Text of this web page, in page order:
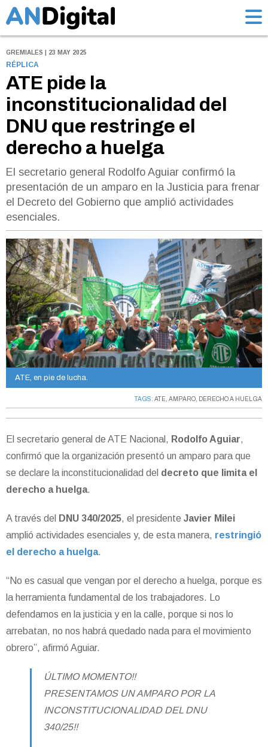
GREMIALES | 23 MAY 2025
RÉPLICA
ATE pide la
inconstitucionalidad del
DNU que restringe el
derecho a huelga
El secretario general Rodolfo Aguiar confirmó la
presentación de un amparo en la Justicia para frenar
el Decreto del Gobierno que amplió actividades
esenciales.
ATE, en pie de lucha.
TAGS: ATE, AMPARO, DERECHO A HUELGA
El secretario general de ATE Nacional, Rodolfo Aguiar,
confirmó que la organización presentó un amparo para que
se declare la inconstitucionalidad del decreto que limita el
derecho a huelga.
A través del DNU 340/2025, el presidente Javier Milei
amplió actividades esenciales y, de esta manera, restringió
el derecho a huelga.
“No es casual que vengan por el derecho a huelga, porque es
la herramienta fundamental de los trabajadores. Lo
defendamos en la justicia y en la calle, porque si nos lo
arrebatan, no nos habrá quedado nada para el movimiento
obrero”, afirmó Aguiar.
ÚLTIMO MOMENTO!!
PRESENTAMOS UN AMPARO POR LA
INCONSTITUCIONALIDAD DEL DNU
340/25!!